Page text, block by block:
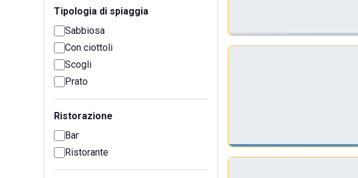
Tipologia di spiaggia
Sabbiosa
Con ciottoli
Scogli
Prato
Ristorazione
Bar
Ristorante